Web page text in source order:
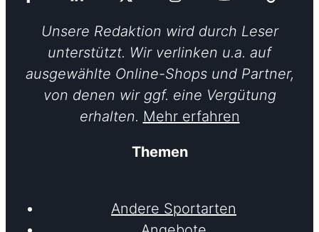
Unsere Redaktion wird durch Leser
unterstützt. Wir verlinken u.a. auf
ausgewählte Online-Shops und Partner,
von denen wir ggf. eine Vergütung
erhalten. Mehr erfahren
Themen
Andere Sportarten